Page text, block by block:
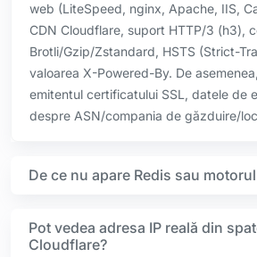
web (LiteSpeed, nginx, Apache, IIS,
CDN Cloudflare, suport HTTP/3 (h3),
Brotli/Gzip/Zstandard, HSTS (Strict-
valoarea X-Powered-By. De
emitentul certificatului SSL, datele de
despre ASN/compania de găzduire/
De ce nu apare Redis sau
Pot vedea adresa IP reală din
Cloudflare?